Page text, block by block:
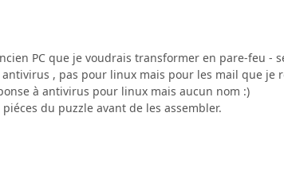
PC que je voudrais transformer en pare-feu -
, pas pour linux mais pour les mail que je
à antivirus pour linux mais aucun nom :)
du puzzle avant de les assembler.